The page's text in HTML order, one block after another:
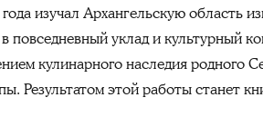
изучал Архангельскую область
повседневный уклад и культурный
кулинарного наследия родного
Результатом этой работы станет